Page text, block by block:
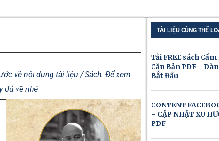
về nội dung tài liệu / Sách. Để xem
đủ về nhé
TÀI LIỆU CÙNG THỂ
Tải FREE sách
Căn Bản PDF –
Bắt Đầu
CONTENT
– CẬP NHẬT XU
PDF